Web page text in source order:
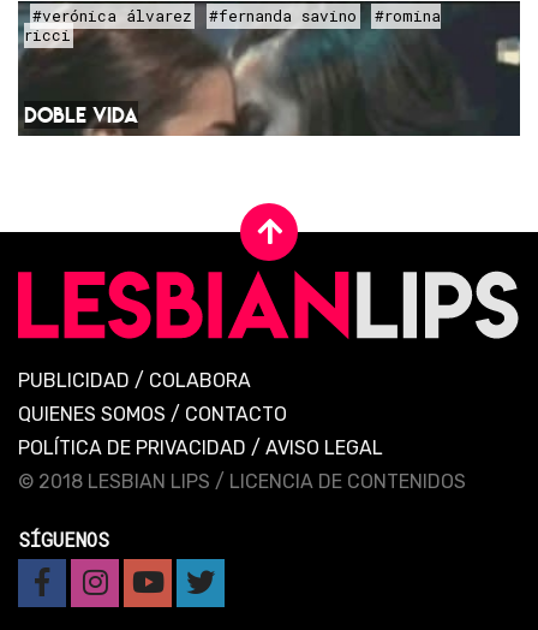
#verónica álvarez #fernanda savino
#romina
ricci
DOBLE VIDA
PUBLICIDAD / COLABORA
QUIENES SOMOS / CONTACTO
POLÍTICA DE PRIVACIDAD / AVISO LEGAL
© 2018 LESBIAN LIPS / LICENCIA DE CONTENIDOS
SÍGUENOS